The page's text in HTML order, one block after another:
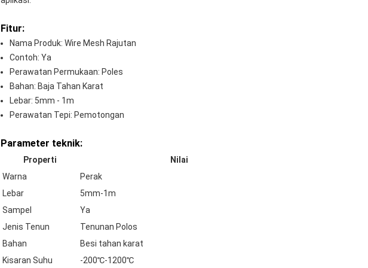
Fitur:
Nama Produk: Wire Mesh Rajutan
Contoh: Ya
Perawatan Permukaan: Poles
Bahan: Baja Tahan Karat
Lebar: 5mm - 1m
Perawatan Tepi: Pemotongan
Parameter teknik:
Properti
Nilai
Warna
Perak
Lebar
5mm-1m
Sampel
Ya
Jenis Tenun
Tenunan Polos
Bahan
Besi tahan karat
Kisaran Suhu
-200℃-1200℃